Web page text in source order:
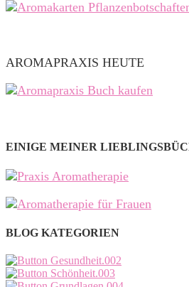
AROMAPRAXIS HEUTE
EINIGE MEINER
BLOG KATEGORIEN